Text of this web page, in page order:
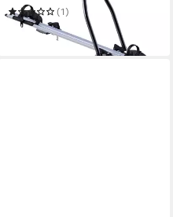
(1)
79,95 €
in 2-3 Werktagen bei dir